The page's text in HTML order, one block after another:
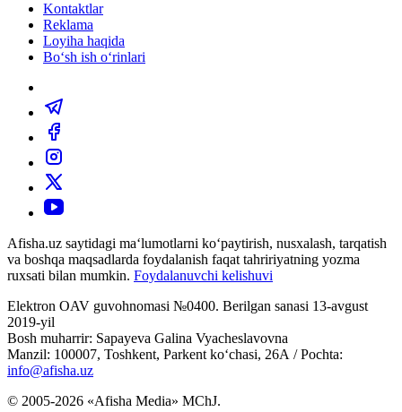
Kontaktlar
Reklama
Loyiha haqida
Bo‘sh ish o‘rinlari
Afisha.uz saytidagi ma‘lumotlarni ko‘paytirish, nusxalash, tarqatish
va boshqa maqsadlarda foydalanish faqat tahririyatning yozma
ruxsati bilan mumkin. Foydalanuvchi kelishuvi
Elektron OAV guvohnomasi №0400. Berilgan sanasi 13-avgust
2019-yil
Bosh muharrir: Sapayeva Galina Vyacheslavovna
Manzil: 100007, Toshkent, Parkent ko‘chasi, 26А / Pochta:
info@afisha.uz
© 2005-2026 «Afisha Media» MChJ.